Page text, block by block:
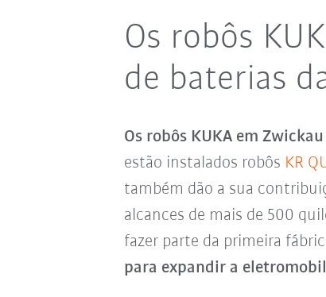
Os robôs
de baterias
Os robôs KUKA em
estão instalados robôs KR
também dão a sua
alcances de mais de 500
fazer parte da primeira
para expandir a